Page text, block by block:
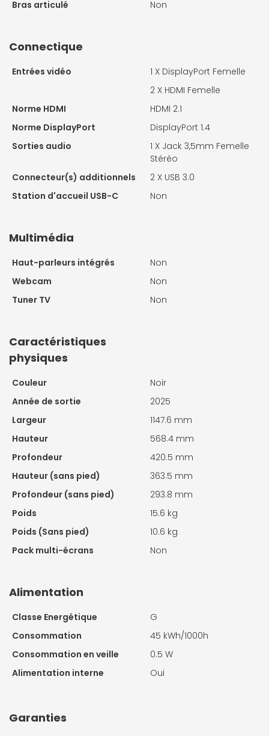
Bras articulé Non
Connectique
Entrées vidéo 1 X DisplayPort Femelle
2 X HDMI Femelle
Norme HDMI
HDMI 2.1
Norme DisplayPort
DisplayPort 1.4
Sorties audio
1 X Jack 3,5mm Femelle
Stéréo
Connecteur(s) additionnels
2 X USB 3.0
Station d'accueil USB-C
Non
Multimédia
Haut-parleurs intégrés
Non
Webcam
Non
Tuner TV
Non
Caractéristiques
physiques
Couleur
Noir
Année de sortie
2025
Largeur
1147.6 mm
Hauteur
568.4 mm
Profondeur
420.5 mm
Hauteur (sans pied)
363.5 mm
Profondeur (sans pied)
293.8 mm
Poids
15.6 kg
Poids (Sans pied)
10.6 kg
Pack multi-écrans
Non
Alimentation
Classe Energétique
G
Consommation
45 kWh/1000h
Consommation en veille
0.5 W
Alimentation interne
Oui
Garanties